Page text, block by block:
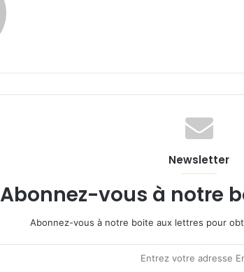
Newsletter
Abonnez-vous à notre
Abonnez-vous à notre boite aux lettres pour